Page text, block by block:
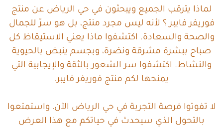
لماذا يترقب الجميع ويبحثون في حي الرياض عن منتج
فوريفر فايبر ؟ لأنه ليس مجرد منتج، بل هو سرّ للجمال
والصحة والسعادة. اكتشفوا ماذا يعني الاستيقاظ كل
صباح ببشرة مشرقة ونضرة، وبجسم ينبض بالحيوية
والنشاط. اكتشفوا سر الشعور بالثقة والإيجابية التي
يمنحها لكم منتج فوريفر فايبر.
لا تفوتوا فرصة التجربة في حي الرياض الآن، واستمتعوا
بالتحول الذي سيحدث في حياتكم مع هذا العرض